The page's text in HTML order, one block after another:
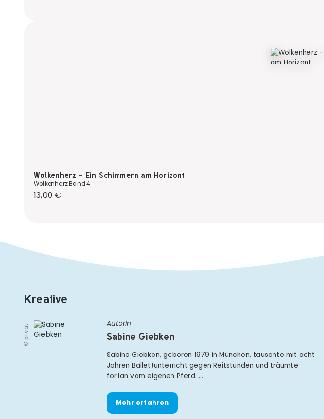
Wolkenherz - Ein Schimmern am Horizont
Wolkenherz Band 4
Regulärer Preis:
13,00 €
Kreative
© privat
Autorin
Sabine Giebken
Sabine Giebken, geboren 1979 in München, tauschte mit acht
Jahren Ballettunterricht gegen Reitstunden und träumte
fortan vom eigenen Pferd. …
Mehr erfahren